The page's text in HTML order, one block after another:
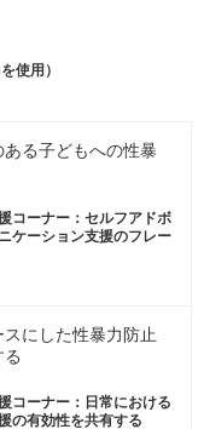
使用）
る子どもへの性暴
コーナー：セルフアドボ
ケーション支援のフレー
にした性暴力防止
コーナー：日常における
の有効性を共有する